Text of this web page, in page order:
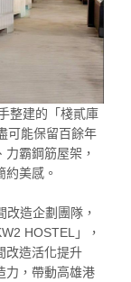
整建的「棧貳庫
可能保留百餘年
霸鋼筋屋架，
美感。
改造企劃團隊，
HOSTEL」，
改造活化提升
力，帶動高雄港